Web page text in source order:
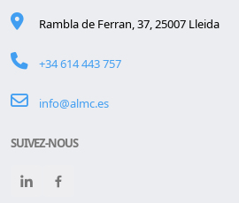
Rambla de Ferran, 37, 25007 Lleida
+34 614 443 757
info@almc.es
SUIVEZ-NOUS